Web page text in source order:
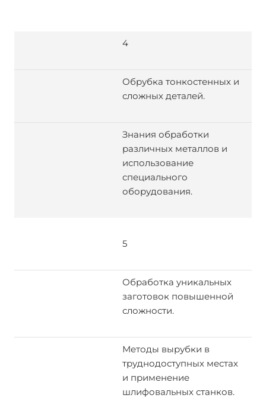
4
Обрубка тонкостенных и
сложных деталей.
Знания обработки
различных металлов и
использование
специального
оборудования.
5
Обработка уникальных
заготовок повышенной
сложности.
Методы вырубки в
труднодоступных местах
и применение
шлифовальных станков.